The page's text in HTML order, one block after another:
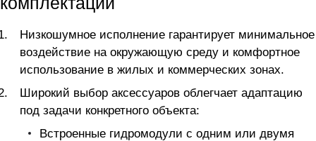
Низкошумное исполнение гарантирует минимальное
воздействие на окружающую среду и комфортное
использование в жилых и коммерческих зонах.
Широкий выбор аксессуаров облегчает адаптацию
под задачи конкретного объекта:
Встроенные гидромодули с одним или двумя